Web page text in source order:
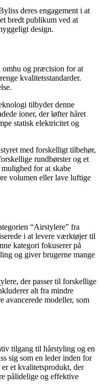
deres engagement i at
bredt publikum ved at
design.
og præcision for at
kvalitetsstandarder.
tilbyder denne
ioner, der løfter håret
statisk elektricitet og
med forskelligt tilbehør,
rundbørster og et
for at skabe
volumen eller lave luftige
“Airstylere” fra
i at levere værktøjer til
kategori fokuserer på
og giver brugerne mange
der passer til forskellige
alt fra mindre
avancerede modeller, som
tilgang til hårstyling og en
sig som en leder inden for
et kvalitetsprodukt, der
pålidelige og effektive